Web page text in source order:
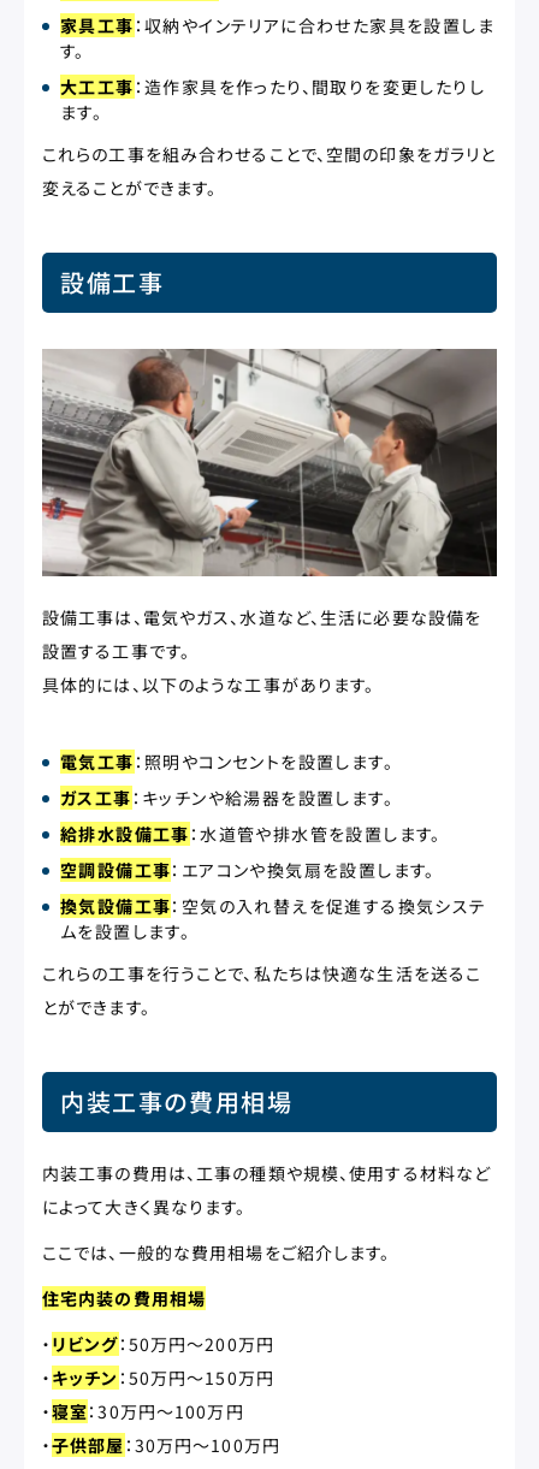
家具工事 ：収納やインテリアに合わせた家具を設置しま
す。
大工工事 ：造作家具を作ったり、間取りを変更したりし
ます。
これらの工事を組み合わせることで、空間の印象をガラリと
変えることができます。
設備工事
設備工事は、電気やガス、水道など、生活に必要な設備を
設置する工事です。
具体的には、以下のような工事があります。
電気工事 ：照明やコンセントを設置します。
ガス工事 ：キッチンや給湯器を設置します。
給排水設備工事 ：水道管や排水管を設置します。
空調設備工事：エアコンや換気扇を設置します。
換気設備工事：空気の入れ替えを促進する換気システ
ムを設置します。
これらの工事を行うことで、私たちは快適な生活を送るこ
とができます。
内装工事の費用相場
内装工事の費用は、工事の種類や規模、使用する材料など
によって大きく異なります。
ここでは、一般的な費用相場をご紹介します。
住宅内装の費用相場
・ リビング：50万円～200万円
・ キッチン ：50万円～150万円
・寝室：30万円～100万円
・子供部屋 ：30万円～100万円